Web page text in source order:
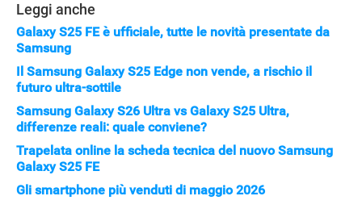
Leggi anche
Galaxy S25 FE è ufficiale, tutte le novità presentate da
Samsung
Il Samsung Galaxy S25 Edge non vende, a rischio il
futuro ultra-sottile
Samsung Galaxy S26 Ultra vs Galaxy S25 Ultra,
differenze reali: quale conviene?
Trapelata online la scheda tecnica del nuovo Samsung
Galaxy S25 FE
Gli smartphone più venduti di maggio 2026